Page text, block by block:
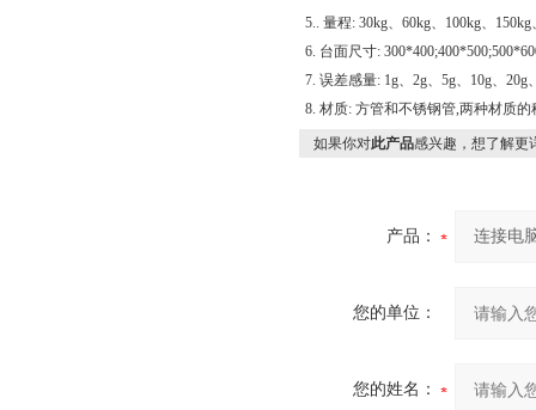
5.. 量程: 30kg、60kg、100kg、
6. 台面尺寸:
7. 误差感量: 1g、2g、5g、10g、20g
8. 材质: 方管和不锈钢管,两种材质
如果你对此产品感兴趣，想了解更
产品：
您的单位：
您的姓名：